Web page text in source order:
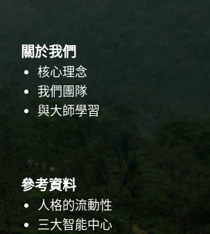
關於我們
核心理念
我們團隊
與大師學習
參考資料
人格的流動性
三大智能中心